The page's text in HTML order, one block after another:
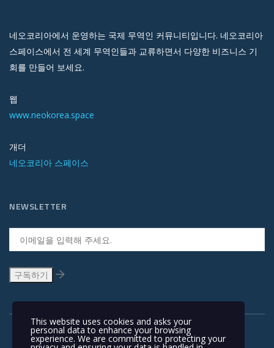
네오코리아에서 운영하는 국제 무역인 커뮤니티입니다. 네오코리아
스페이스에서 전 세계 무역인들과 교류하면서 다양한 비즈니스 기
회를 만들어 보세요.
웹
www.neokorea.space
개더
네오코리아 스페이스
NEWSLETTER
This website uses cookies and asks your
personal data to enhance your browsing
experience. We are committed to protecting your